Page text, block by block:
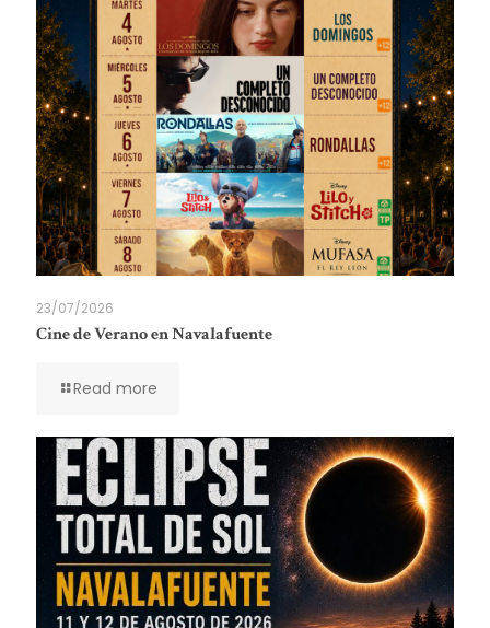
23/07/2026
Cine de Verano en Navalafuente
Read more